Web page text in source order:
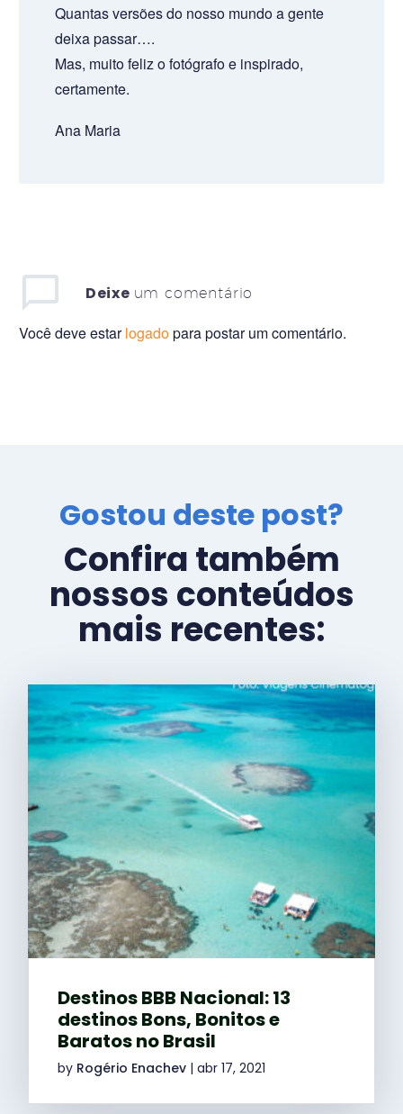
Quantas versões do nosso mundo a gente
deixa passar….
Mas, muito feliz o fotógrafo e inspirado,
certamente.
Ana Maria
Deixe um comentário
Você deve estarlogadopara postar um comentário.
Gostou deste post?
Confira também
nossos conteúdos
mais recentes:
Destinos BBB Nacional: 13
destinos Bons, Bonitos e
Baratos no Brasil
by Rogério Enachev |abr 17, 2021